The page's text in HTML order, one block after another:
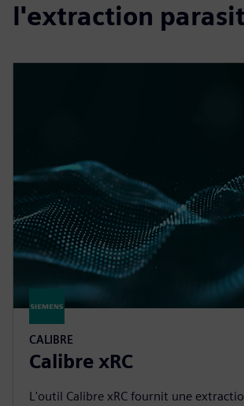
l'extraction
CALIBRE
Calibre xRC
L'outil Calibre xRC fournit une